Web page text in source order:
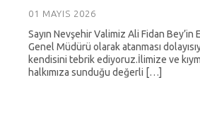
01 MAYIS 2026
Sayın Nevşehir Valimiz Ali Fidan Bey’in
Genel Müdürü olarak atanması
kendisini tebrik ediyoruz.İlimize ve
halkımıza sunduğu değerli […]